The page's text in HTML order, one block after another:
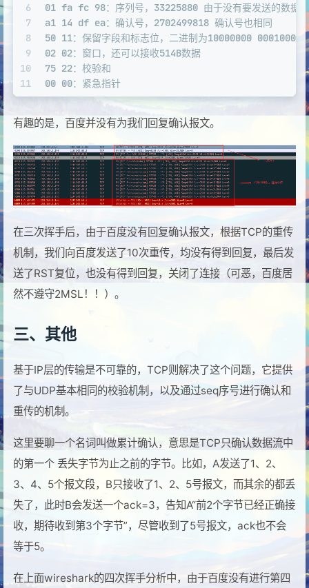
6
7
8
9
10
11
01 fa fc 98：序列号，33225880 由于没有要发送的数据
a1 14 df ea：确认号，2702499818 确认号也相同
50 11：保留字段和标志位，二进制为10000000 00010000
02 02：窗口，还可以接收514B数据
75 22：校验和
00 00：紧急指针
有趣的是，百度并没有为我们回复确认报文。
在三次挥手后，由于百度没有回复确认报文，根据TCP的重传
机制，我们向百度发送了10次重传，均没有得到回复，最后发
送了RST复位，也没有得到回复，关闭了连接（可恶，百度居
然不遵守2MSL！！）。
三、其他
基于IP层的传输是不可靠的，TCP则解决了这个问题，它提供
了与UDP基本相同的校验机制，以及通过seq序号进行确认和
重传的机制。
这里要聊一个名词叫做累计确认，意思是TCP只确认数据流中
的第一个 丢失字节为止之前的字节。比如，A发送了1、2、
3、4、5个报文段，B只接收了1、2、5号报文，而其余的都丢
失了，此时B会发送一个ack=3，告知A“前2个字节已经正确接
收，期待收到第3个字节”，尽管收到了5号报文，ack也不会
等于5。
在上面wireshark的四次挥手分析中，由于百度没有进行第四